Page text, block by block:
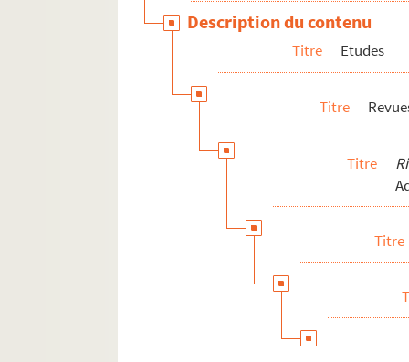
Description du contenu
Titre Etudes
Titre
Titre
Titre